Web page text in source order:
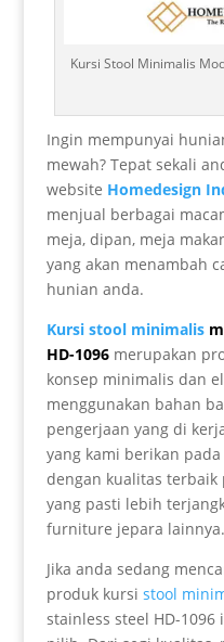
Kursi Stool Minimalis
Ingin mempunyai
mewah? Tepat sekali
website Homedesign
menjual berbagai
meja, dipan, meja
yang akan menambah
hunian anda.
Kursi stool minimalis
HD-1096merupakan
konsep minimalis dan
menggunakan bahan
pengerjaan yang di
yang kami berikan
dengan kualitas
yang pasti lebih
furniture jepara lainnya.
Jika anda sedang
produk kursi stool
stainless steel HD-